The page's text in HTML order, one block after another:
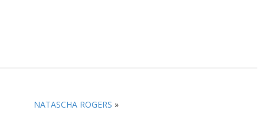
NATASCHA ROGERS »